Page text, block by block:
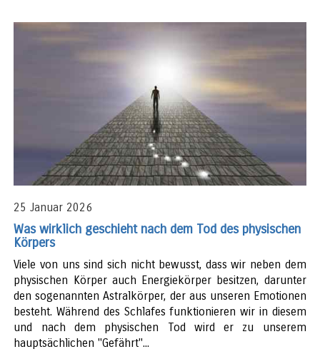
25 Januar 2026
Was wirklich geschieht nach dem Tod des physischen
Körpers
Viele von uns sind sich nicht bewusst, dass wir neben dem
physischen Körper auch Energiekörper besitzen, darunter
den sogenannten Astralkörper, der aus unseren Emotionen
besteht. Während des Schlafes funktionieren wir in diesem
und nach dem physischen Tod wird er zu unserem
hauptsächlichen "Gefährt"...